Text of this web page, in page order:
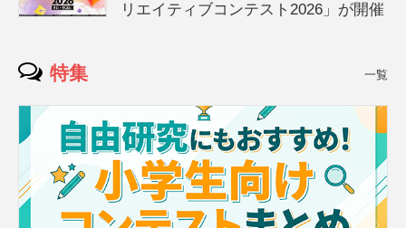
リエイティブコンテスト2026」が開催
特集 一覧